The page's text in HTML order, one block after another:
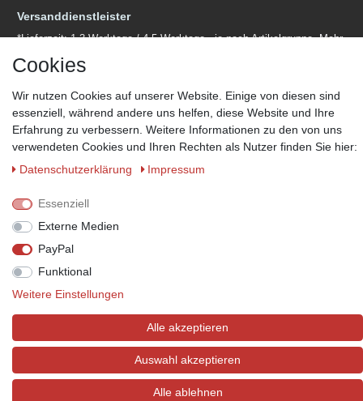
Versanddienstleister
*Lieferzeit: 1-3 Werktage / 4-5 Werktage - je nach Artikelgruppe.Mehr
Zahlungsmöglichkeiten
Wir behalten uns das Recht vor im Einzelfall bestimmte
© Copyright 2026 Marabella´s | Alle Rechte vorbehalten. | Grundpreise
Cookies
Wir nutzen Cookies auf unserer Website. Einige von diesen sind
essenziell, während andere uns helfen, diese Website und Ihre
Erfahrung zu verbessern. Weitere Informationen zu den von uns
verwendeten Cookies und Ihren Rechten als Nutzer finden Sie hier:
Daten­schutz­erklärung
Impressum
Essenziell
Externe Medien
PayPal
Funktional
Weitere Einstellungen
Alle akzeptieren
Auswahl akzeptieren
Alle ablehnen